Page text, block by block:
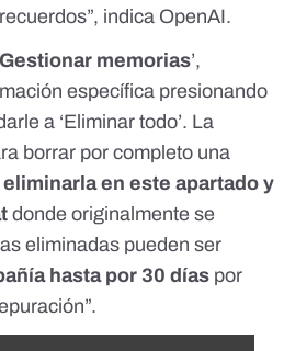
indica OpenAI.
Gestionar memorias’,
específica presionando
a ‘Eliminar todo’. La
borrar por completo una
eliminarla en este apartado y
donde originalmente se
eliminadas pueden ser
hasta por 30 días por